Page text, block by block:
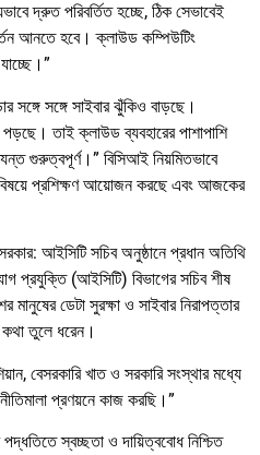
দ্রুত পরিবর্তিত হচ্ছে, ঠিক সেভাবেই
আনতে হবে। ক্লাউড কম্পিউটিং
সঙ্গে সঙ্গে সাইবার ঝুঁকিও বাড়ছে।
তাই ক্লাউড ব্যবহারের পাশাপাশি
গুরুত্বপূর্ণ।” বিসিআই নিয়মিতভাবে
বিষয়ে প্রশিক্ষণ আয়োজন করছে এবং আজকের
আইসিটি সচিব অনুষ্ঠানে প্রধান অতিথি
প্রযুক্তি (আইসিটি) বিভাগের সচিব শীষ
মানুষের ডেটা সুরক্ষা ও সাইবার নিরাপত্তার
কথা তুলে ধরেন।
বেসরকারি খাত ও সরকারি সংস্থার মধ্যে
প্রণয়নে কাজ করছি।”
স্বচ্ছতা ও দায়িত্ববোধ নিশ্চিত